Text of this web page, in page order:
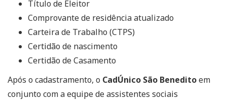
Título de Eleitor
Comprovante de residência atualizado
Carteira de Trabalho (CTPS)
Certidão de nascimento
Certidão de Casamento
Após o cadastramento, o CadÚnico São Beneditoem
conjunto com a equipe de assistentes sociais